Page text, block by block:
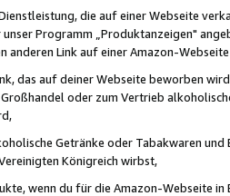
die auf einer Webseite
Programm „Produktanzeigen"
anderen Link auf einer Amazon-
das auf deiner Webseite beworben
oder zum Vertrieb
Getränke oder Tabakwaren
Königreich wirbst,
wenn du für die Amazon-Webseite in